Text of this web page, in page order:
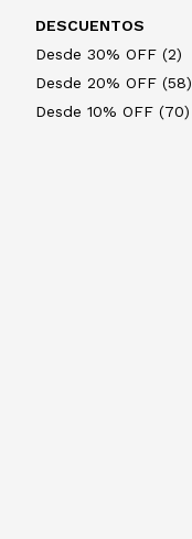
DESCUENTOS
Desde 30% OFF (2)
Desde 20% OFF (58)
Desde 10% OFF (70)